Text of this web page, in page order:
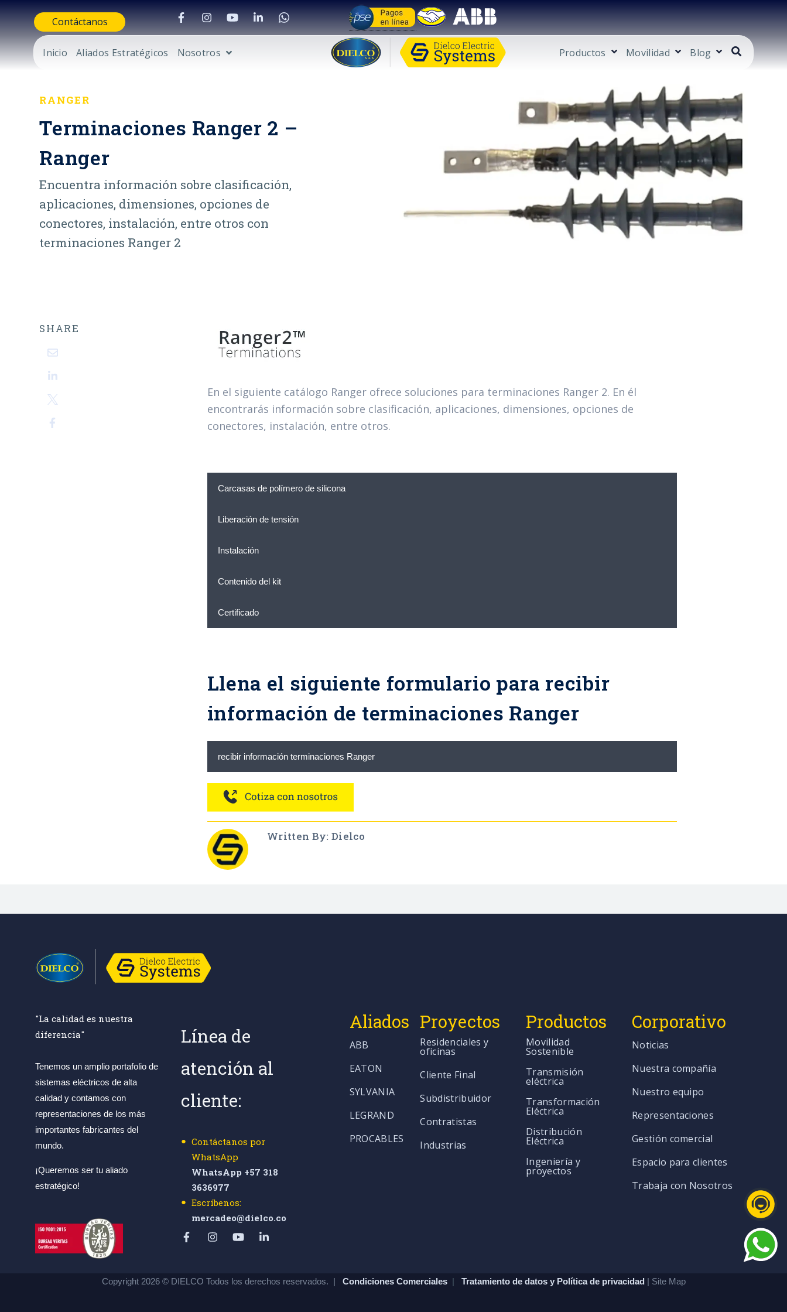
Contáctanos
Inicio Aliados Estratégicos Nosotros Productos Movilidad Blog
RANGER
Terminaciones Ranger 2 –
Ranger
Encuentra información sobre clasificación,
aplicaciones, dimensiones, opciones de
conectores, instalación, entre otros con
terminaciones Ranger 2
SHARE
En el siguiente catálogo Ranger ofrece soluciones para terminaciones Ranger 2. En él
encontrarás información sobre clasificación, aplicaciones, dimensiones, opciones de
conectores, instalación, entre otros.
Carcasas de polímero de silicona
Liberación de tensión
Instalación
Contenido del kit
Certificado
Llena el siguiente formulario para recibir
información de terminaciones Ranger
recibir información terminaciones Ranger
Written By: Dielco
"La calidad es nuestra
diferencia"
Tenemos un amplio portafolio de
sistemas eléctricos de alta
calidad y contamos con
representaciones de los más
importantes fabricantes del
mundo.
¡Queremos ser tu aliado
estratégico!
Línea de
atención al
cliente:
Contáctanos por
WhatsApp
WhatsApp +57 318
3636977
Escríbenos:
mercadeo@dielco.co
Aliados
ABB
EATON
SYLVANIA
LEGRAND
PROCABLES
Proyectos
Residenciales y
oficinas
Cliente Final
Subdistribuidor
Contratistas
Industrias
Productos
Movilidad
Sostenible
Transmisión
eléctrica
Transformación
Eléctrica
Distribución
Eléctrica
Ingeniería y
proyectos
Corporativo
Noticias
Nuestra compañía
Nuestro equipo
Representaciones
Gestión comercial
Espacio para clientes
Trabaja con Nosotros
Copyright 2026 © DIELCO Todos los derechos reservados. | Condiciones Comerciales| Tratamiento de datos y Política de privacidad | Site Map